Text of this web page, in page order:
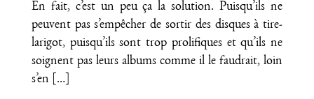
En fait, c’est un peu ça la solution. Puisqu’ils ne
peuvent pas s’empêcher de sortir des disques à tire-
larigot, puisqu’ils sont trop prolifiques et qu’ils ne
soignent pas leurs albums comme il le faudrait, loin
s’en
[…]